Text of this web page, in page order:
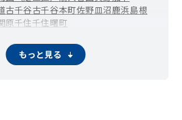
古千谷古千谷本町佐野皿沼鹿浜島根
原千住千住曙町
千住関屋町千住龍田町
町 千住緑町千住宮元町
もっと見る